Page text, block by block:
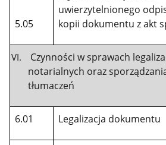
5.05
uwierzytelnionego
kopii dokumentu z akt
Czynności w sprawach
notarialnych oraz
tłumaczeń
6.01 Legalizacja dokumentu